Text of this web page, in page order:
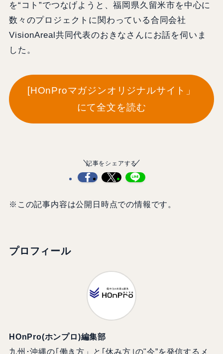
を“コト”でつなげようと、福岡県久留米市を中心に
数々のプロジェクトに関わっている合同会社
VisionAreal共同代表のおきなさんにお話を伺いま
した。
[HOnProマガジンオリジナルサイト」
にて全文を読む
記事をシェアする
※この記事内容は公開日時点での情報です。
プロフィール
HOnPro(ホンプロ)編集部
九州･沖縄の｢働き方」と｢休み方｣の"今”を発信するメ